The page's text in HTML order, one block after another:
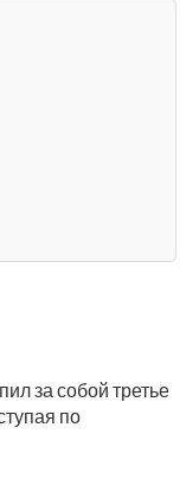
за собой третье
по